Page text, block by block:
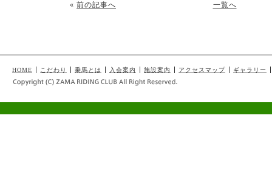
« 前の記事へ 一覧へ
HOME こだわり 乗馬とは 入会案内 施設案内 アクセスマップ ギャラリー